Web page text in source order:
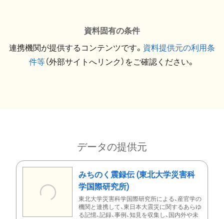
資料固有の条件
連携機関が提供するコンテンツです。 資料提供元の利用条
件等（外部サイトへリンク）をご確認ください。
データの提供元
みちのく震録伝 (東北大学災害科
学国際研究所)
東北大学災害科学国際研究所による、産官学の
機関と連携して、東日本大震災に関するあらゆ
る記憶、記録、事例、知見を収集し、国内外や未